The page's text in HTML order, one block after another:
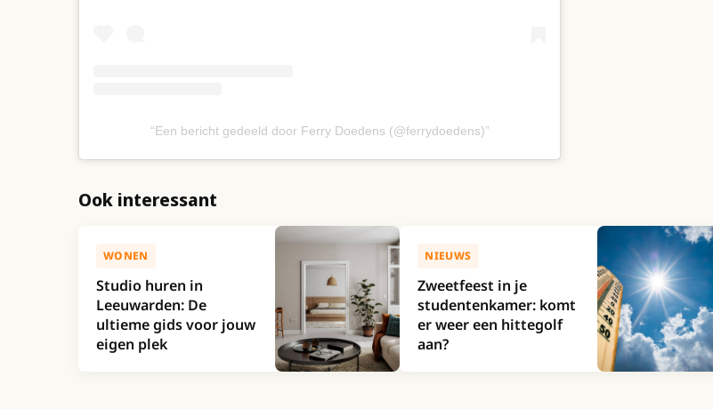
Een bericht gedeeld door Ferry Doedens (@ferrydoedens)
Ook interessant
WONEN
Studio huren in
Leeuwarden: De
ultieme gids voor jouw
eigen plek
NIEUWS
Zweetfeest in je
studentenkamer: komt
er weer een hittegolf
aan?